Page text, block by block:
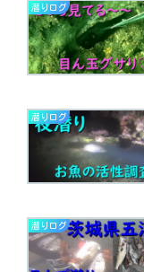
潜りログ
潜りログ
潜りログ